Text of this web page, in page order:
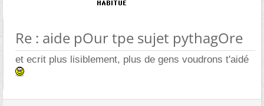
Re : aide pOur tpe sujet pythagOre
et ecrit plus lisiblement, plus de gens voudrons t'aidé